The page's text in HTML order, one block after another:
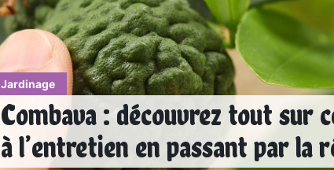
Jardinage
Combava : découvrez tout sur
à l’entretien en passant par la